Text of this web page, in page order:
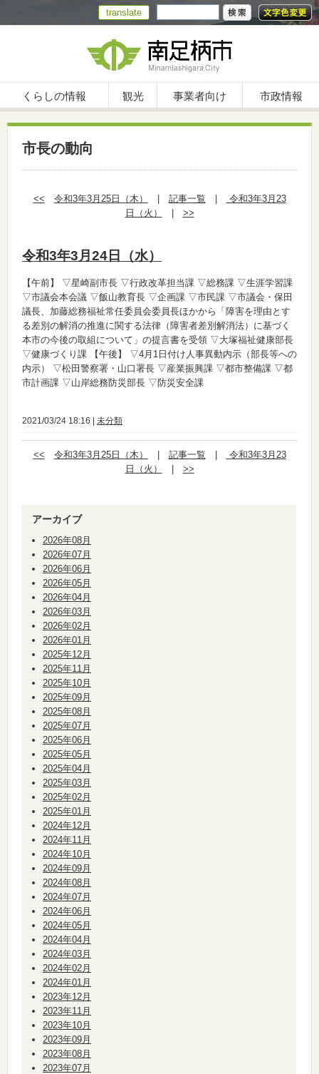
translate
くらしの情報 観光 事業者向け 市政情報
市長の動向
<< 令和3年3月25日（木） 記事一覧
令和3年3月23
日（火）
>>
令和3年3月24日（水）
【午前】
▽星崎副市長 ▽行政改革担当課 ▽総務課 ▽生涯学習課
▽市議会本会議 ▽飯山教育長 ▽企画課 ▽市民課 ▽市議会・保田
議長、加藤総務福祉常任委員会委員長ほかから「障害を理由とす
る差別の解消の推進に関する法律（障害者差別解消法）に基づく
本市の今後の取組について」の提言書を受領 ▽大塚福祉健康部長
▽健康づくり課 【午後】
▽4月1日付け人事異動内示（部長等への
内示） ▽松田警察署・山口署長 ▽産業振興課 ▽都市整備課 ▽都
市計画課 ▽山岸総務防災部長 ▽防災安全課
2021/03/24 18:16 | 未分類
<< 令和3年3月25日（木） 記事一覧
令和3年3月23
日（火）
>>
アーカイブ
2026年08月
2026年07月
2026年06月
2026年05月
2026年04月
2026年03月
2026年02月
2026年01月
2025年12月
2025年11月
2025年10月
2025年09月
2025年08月
2025年07月
2025年06月
2025年05月
2025年04月
2025年03月
2025年02月
2025年01月
2024年12月
2024年11月
2024年10月
2024年09月
2024年08月
2024年07月
2024年06月
2024年05月
2024年04月
2024年03月
2024年02月
2024年01月
2023年12月
2023年11月
2023年10月
2023年09月
2023年08月
2023年07月